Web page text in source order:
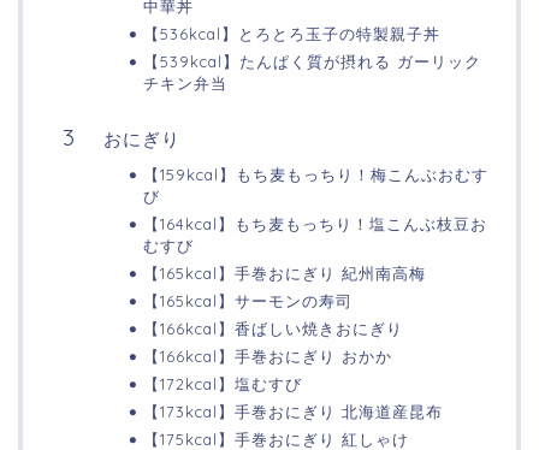
中華丼
【536kcal】とろとろ玉子の特製親子丼
【539kcal】たんぱく質が摂れる ガーリック
チキン弁当
おにぎり
【159kcal】もち麦もっちり！梅こんぶおむす
び
【164kcal】もち麦もっちり！塩こんぶ枝豆お
むすび
【165kcal】手巻おにぎり 紀州南高梅
【165kcal】サーモンの寿司
【166kcal】香ばしい焼きおにぎり
【166kcal】手巻おにぎり おかか
【172kcal】塩むすび
【173kcal】手巻おにぎり 北海道産昆布
【175kcal】手巻おにぎり 紅しゃけ